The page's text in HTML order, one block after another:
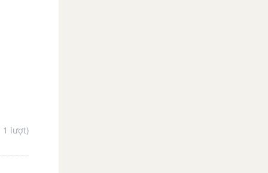
1 lượt)